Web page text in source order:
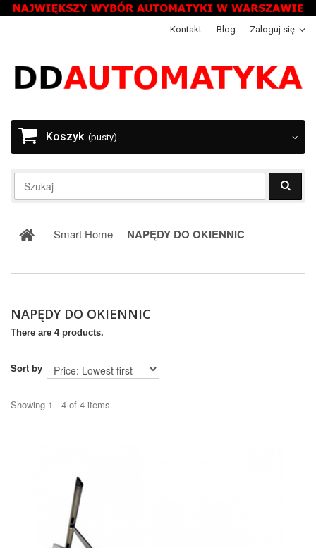
Zaloguj się
Kontakt Blog
Koszyk (pusty)
Smart Home NAPĘDY DO OKIENNIC
NAPĘDY DO OKIENNIC
There are 4 products.
Sort by
Showing 1 - 4 of 4 items